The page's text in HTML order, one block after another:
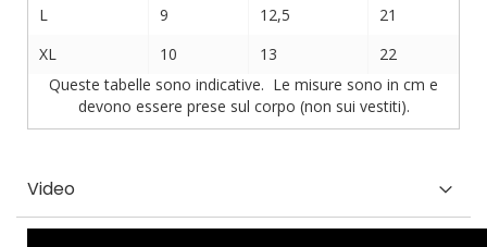
L
9 12,5
21
XL
10 13
22
Queste tabelle sono indicative. Le misure sono in cm e
devono essere prese sul corpo (non sui vestiti).
Video